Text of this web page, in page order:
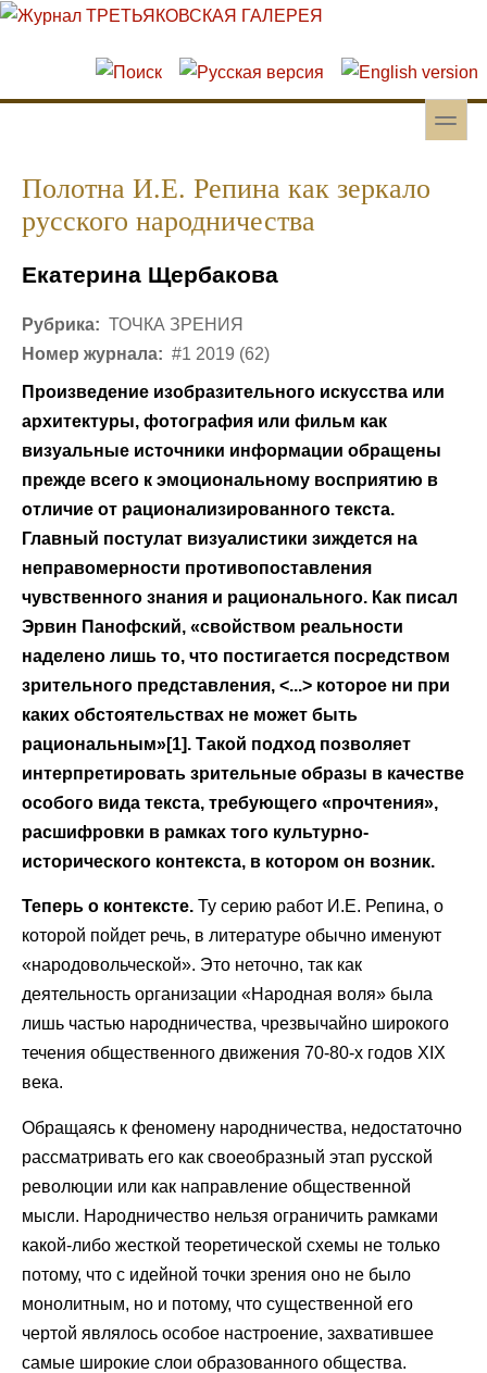
Перейти к основному содержанию
Skip to search
toggle
Полотна И.Е. Репина как зеркало
русского народничества
Екатерина Щербакова
Рубрика: ТОЧКА ЗРЕНИЯ
Номер журнала: #1 2019 (62)
Произведение изобразительного искусства или
архитектуры, фотография или фильм как
визуальные источники информации обращены
прежде всего к эмоциональному восприятию в
отличие от рационализированного текста.
Главный постулат визуалистики зиждется на
неправомерности противопоставления
чувственного знания и рационального. Как писал
Эрвин Панофский, «свойством реальности
наделено лишь то, что постигается посредством
зрительного представления, <...> которое ни при
каких обстоятельствах не может быть
рациональным»[1]. Такой подход позволяет
интерпретировать зрительные образы в качестве
особого вида текста, требующего «прочтения»,
расшифровки в рамках того культурно-
исторического контекста, в котором он возник.
Теперь о контексте. Ту серию работ И.Е. Репина, о
которой пойдет речь, в литературе обычно именуют
«народовольческой». Это неточно, так как
деятельность организации «Народная воля» была
лишь частью народничества, чрезвычайно широкого
течения общественного движения 70-80-х годов XIX
века.
Обращаясь к феномену народничества, недостаточно
рассматривать его как своеобразный этап русской
революции или как направление общественной
мысли. Народничество нельзя ограничить рамками
какой-либо жесткой теоретической схемы не только
потому, что с идейной точки зрения оно не было
монолитным, но и потому, что существенной его
чертой являлось особое настроение, захватившее
самые широкие слои образованного общества.